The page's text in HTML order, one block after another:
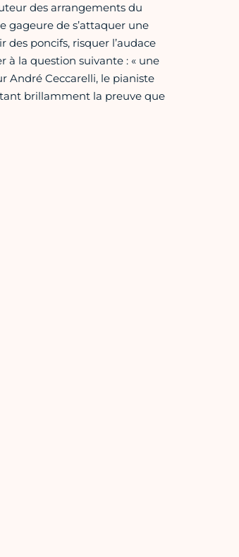
des arrangements du
gageure de s’attaquer une
des poncifs, risquer l’audace
la question suivante : « une
André Ceccarelli, le pianiste
brillamment la preuve que